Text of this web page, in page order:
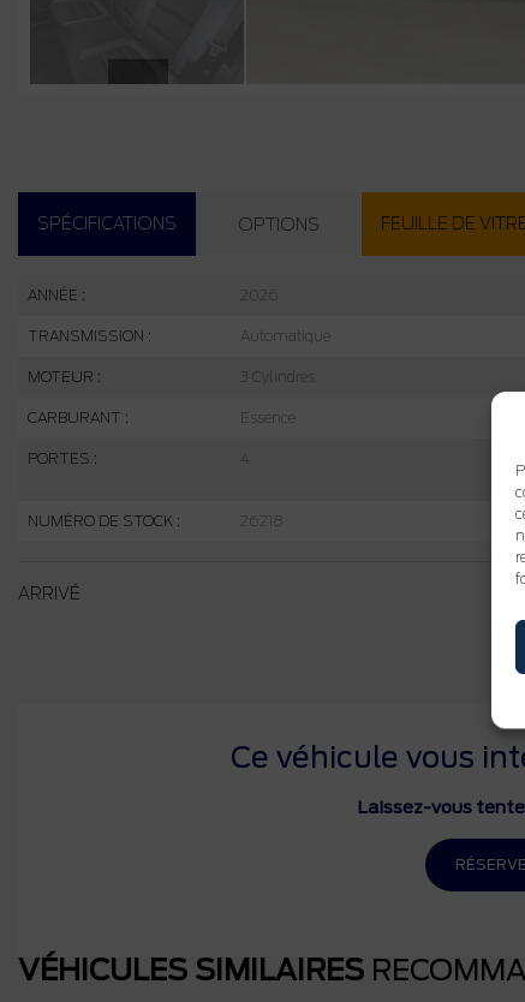
SPÉCIFICATIONS OPTIONS FEUILLE DE
ANNÉE :
TRANSMISSION : Automatique
MOTEUR : 3 Cylindres
CARBURANT : Essence
PORTES : 4
NUMÉRO DE STOCK : 26218
ARRIVÉ
Ce véhicule vous
Laissez-vous
VÉHICULES SIMILAIRES